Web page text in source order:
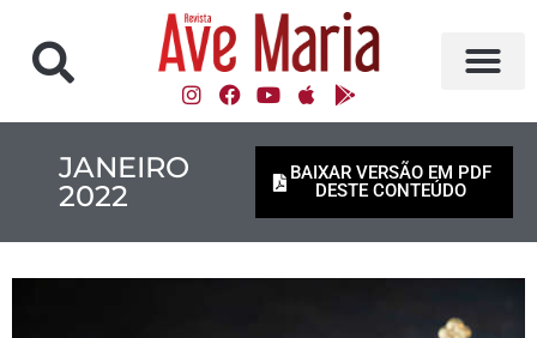
JANEIRO
2022
BAIXAR VERSÃO EM PDF
DESTE CONTEÚDO